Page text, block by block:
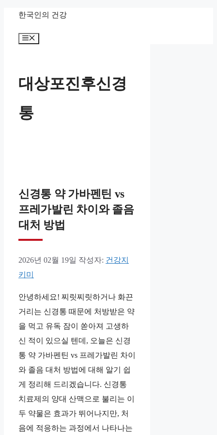
한국인의 건강
메
대상포진후신경
통
신경통 약 가바펜틴 vs
프레가발린 차이와 졸음
대처 방법
2026년 02월 19일 작성자: 건강지
키미
안녕하세요! 찌릿찌릿하거나 화끈
거리는 신경통 때문에 처방받은 약
을 먹고 유독 잠이 쏟아져 고생하
신 적이 있으실 텐데, 오늘은 신경
통 약 가바펜틴 vs 프레가발린 차이
와 졸음 대처 방법에 대해 알기 쉽
게 정리해 드리겠습니다. 신경통
치료제의 양대 산맥으로 불리는 이
두 약물은 효과가 뛰어나지만, 처
음에 적응하는 과정에서 나타나는